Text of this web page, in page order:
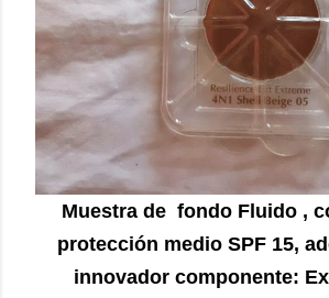
Muestra de fondo Fluido ,
protección medio SPF 15 ,
innovador componente: